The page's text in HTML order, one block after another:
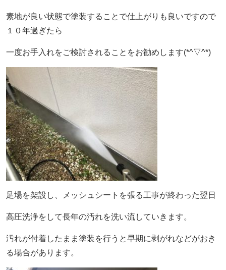
素地が良い状態で塗装することで仕上がりも良いですので
１０年過ぎたら
一度お手入れをご検討されることをお勧めします(*^▽^*)
足場を架設し、メッシュシートを張る工事が終わった翌日
高圧洗浄をして長年の汚れを洗い流していきます。
汚れが付着したまま塗装を行うと早期に剥がれなどがおき
る場合があります。